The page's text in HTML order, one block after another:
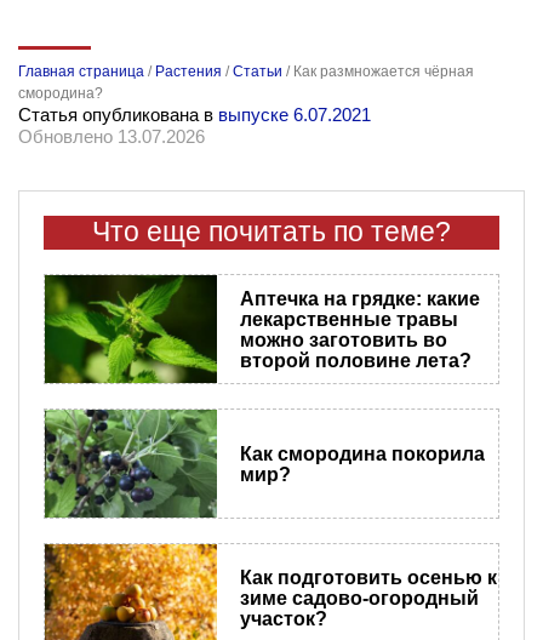
Главная страница / Растения /Статьи / Как размножается чёрная
смородина?
Статья опубликована в выпуске 6.07.2021
Обновлено 13.07.2026
Что еще почитать по теме?
Аптечка на грядке: какие
лекарственные травы
можно заготовить во
второй половине лета?
Как смородина покорила
мир?
Как подготовить осенью к
зиме садово-огородный
участок?